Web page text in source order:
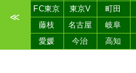
≪
FC東京
東京V 町田
藤枝
名古屋 岐阜
愛媛
今治 高知